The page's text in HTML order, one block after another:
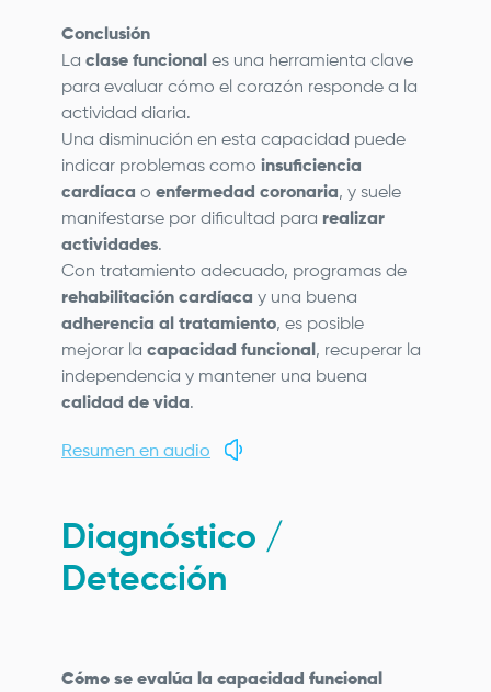
Conclusión
La clase funcional es una herramienta clave
para evaluar cómo el corazón responde a la
actividad diaria.
Una disminución en esta capacidad puede
indicar problemas como insuficiencia
cardíaca o enfermedad coronaria, y suele
manifestarse por dificultad para realizar
actividades.
Con tratamiento adecuado, programas de
rehabilitación cardíaca y una buena
adherencia al tratamiento, es posible
mejorar la capacidad funcional , recuperar la
independencia y mantener una buena
calidad de vida.
Resumen en audio
Diagnóstico /
Detección
Cómo se evalúa la capacidad funcional